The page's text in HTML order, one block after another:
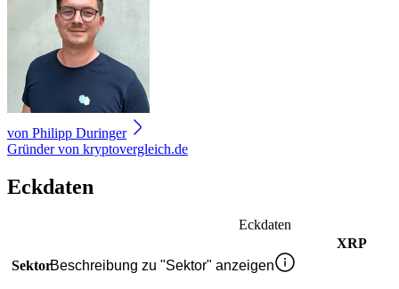
von Philipp Duringer
Gründer von kryptovergleich.de
Eckdaten
Eckdaten
XRP
SektorBeschreibung zu "Sektor" anzeigen